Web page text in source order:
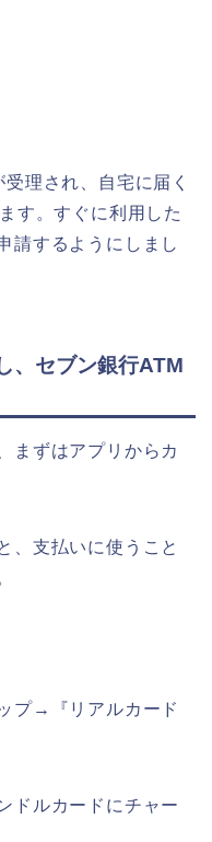
理され、自宅に届く
す。すぐに利用した
請するようにしまし
、セブン銀行ATM
まずはアプリからカ
、支払いに使うこと
プ→『リアルカード
ドルカードにチャー